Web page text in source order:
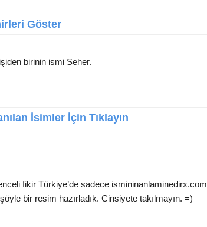
Göster
birinin ismi Seher.
İsimler İçin Tıklayın
fikir Türkiye’de sadece ismininanlaminedirx.com
bir resim hazırladık. Cinsiyete takılmayın. =)